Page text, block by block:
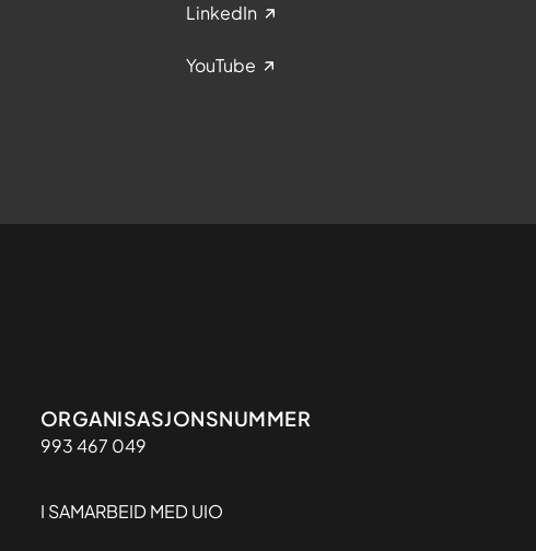
LinkedIn
YouTube
Organisasjon
ORGANISASJONSNUMMER
993 467 049
I SAMARBEID MED UIO